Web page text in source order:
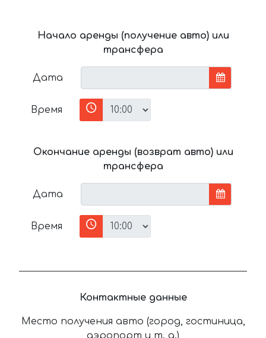
Начало аренды (получение авто) или
трансфера
Дата
Время
Окончание аренды (возврат авто) или
трансфера
Дата
Время
Контактные данные
Место получения авто (город, гостиница,
аэропорт и т. д.)